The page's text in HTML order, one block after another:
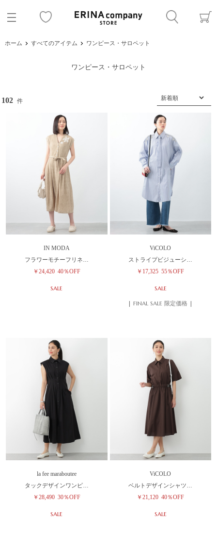
ホーム すべてのアイテム ワンピース・サロペット
ワンピース・サロペット
102 件
IN MODA
フラワーモチーフリネ…
￥24,420 40％OFF
SALE
ViCOLO
ストライプビジューシ…
￥17,325 55％OFF
SALE
| FINAL SALE 限定価格 |
la fee maraboutee
タックデザインワンピ…
￥28,490 30％OFF
SALE
ViCOLO
ベルトデザインシャツ…
￥21,120 40％OFF
SALE